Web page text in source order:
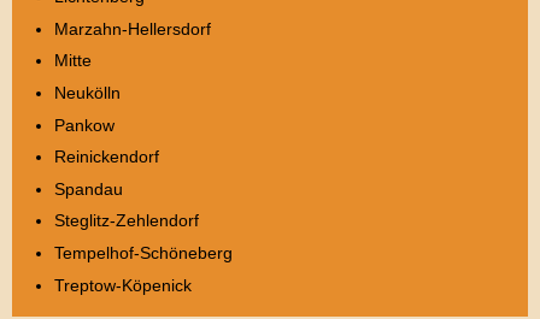
Marzahn-Hellersdorf
Mitte
Neukölln
Pankow
Reinickendorf
Spandau
Steglitz-Zehlendorf
Tempelhof-Schöneberg
Treptow-Köpenick